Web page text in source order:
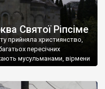
Святої Ріпсіме
прийняла християнство,
пересічних
мусульманами, вірмени